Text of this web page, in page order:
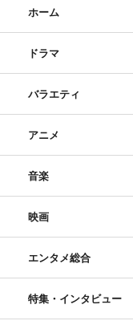
ホーム
ドラマ
バラエティ
アニメ
音楽
映画
エンタメ総合
特集・インタビュー